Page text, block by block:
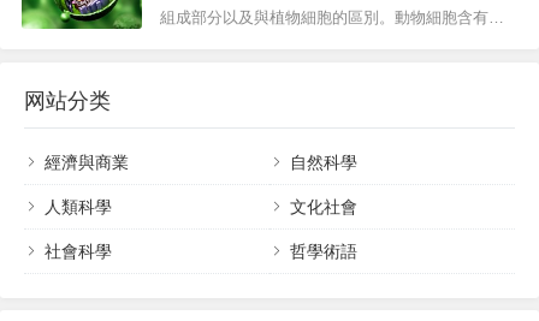
制可能會根據其居住的棲息地而有很大差異。這個
組成部分以及與植物細胞的區別。動物細胞含有明
組織的細胞。由於動物是複雜的多細胞生物，它們
的細胞具有非常高水平的專業化：根據它...
网站分类
經濟與商業 自然科學
人類科學 文化社會
社會科學 哲學術語